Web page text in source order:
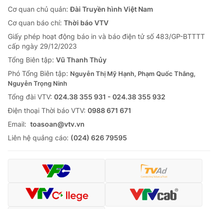
Cơ quan chủ quản:Đài Truyền hình Việt Nam
Cơ quan báo chí: Thời báo VTV
Giấy phép hoạt động báo in và báo điện tử số 483/GP-BTTTT
cấp ngày 29/12/2023
Tổng Biên tập: Vũ Thanh Thủy
Phó Tổng Biên tập: Nguyễn Thị Mỹ Hạnh, Phạm Quốc Thắng,
Nguyễn Trọng Ninh
Tổng đài VTV: 024.38 355 931 - 024.38 355 932
Ðiện thoại Thời báo VTV: 0988 671 671
Email: toasoan@vtv.vn
Liên hệ quảng cáo: (024) 626 79595